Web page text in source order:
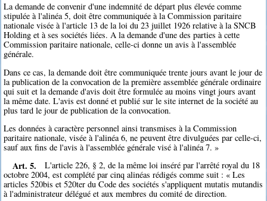
La demande de convenir d'une indemnité de départ plus élevée comme
stipulée à l'alinéa 5, doit être communiquée à la Commission paritaire
nationale visée à l'article 13 de la loi du 23 juillet 1926 relative à la SNCB
Holding et à ses sociétés liées. A la demande d'une des parties à cette
Commission paritaire nationale, celle-ci donne un avis à l'assemblée
générale.
Dans ce cas, la demande doit être communiquée trente jours avant le jour de
la publication de la convocation de la première assemblée générale ordinaire
qui suit et la demande d'avis doit être formulée au moins vingt jours avant
la même date. L'avis est donné et publié sur le site internet de la société au
plus tard le jour de publication de la convocation.
Les données à caractère personnel ainsi transmises à la Commission
paritaire nationale, visée à l'alinéa 6, ne peuvent être divulguées par celle-ci,
sauf aux fins de l'avis à l'assemblée générale visé à l'alinéa 7. »
Art. 5.
L'article 226, § 2, de la même loi inséré par l'arrêté royal du 18
octobre 2004, est complété par cinq alinéas rédigés comme suit : « Les
articles 520bis et 520ter du Code des sociétés s'appliquent mutatis mutandis
à l'administrateur délégué et aux membres du comité de direction.